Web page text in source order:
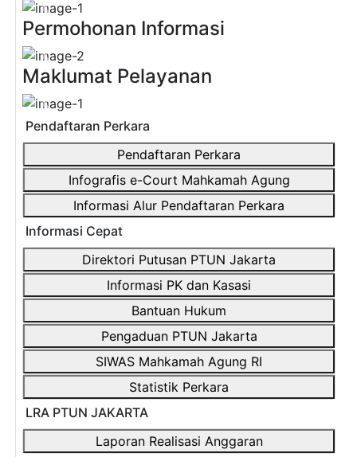
Previous
Permohonan Informasi
Previous
Maklumat Pelayanan
Previous
Pendaftaran Perkara
Pendaftaran Perkara
Infografis e-Court Mahkamah Agung
Informasi Alur Pendaftaran Perkara
Informasi Cepat
Direktori Putusan PTUN Jakarta
Informasi PK dan Kasasi
Bantuan Hukum
Pengaduan PTUN Jakarta
SIWAS Mahkamah Agung RI
Statistik Perkara
LRA PTUN JAKARTA
Laporan Realisasi Anggaran